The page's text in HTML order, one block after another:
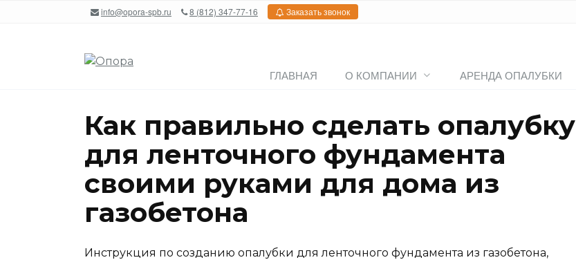
info@opora-spb.ru 8 (812) 347-77-16 Заказать звонок
ГЛАВНАЯ О КОМПАНИИ АРЕНДА ОПАЛУБКИ
Как правильно сделать опалубку
для ленточного фундамента
своими руками для дома из
газобетона
Инструкция по созданию опалубки для ленточного фундамента из газобетона,